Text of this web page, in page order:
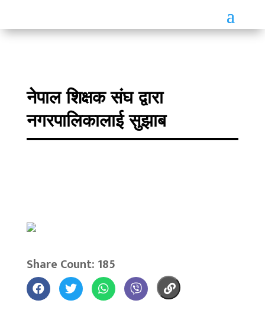
नेपाल शिक्षक संघ द्वारा
नगरपालिकालाई सुझाब
Share Count: 185